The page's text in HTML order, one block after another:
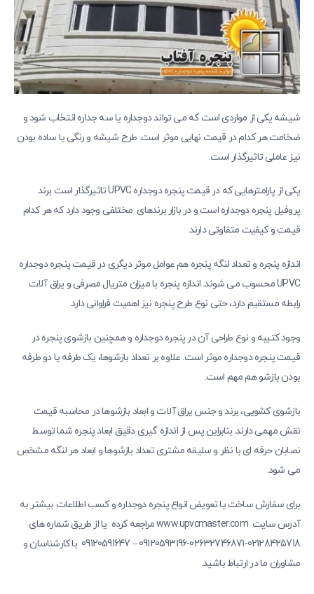
شیشه یکی از مواردی است که می تواند دوجداره یا سه جداره انتخاب شود و
ضخامت هر کدام در قیمت نهایی موثر است. طرح شیشه و رنگی یا ساده بودن
نیز عاملی تاثیرگذار است.
یکی از پارامترهایی که در قیمت پنجره دوجداره UPVC تاثیرگذار است برند
پروفیل پنجره دوجداره است و در بازار برندهای مختلفی وجود دارد که هر کدام
قیمت و کیفیت متفاوتی دارند.
اندازه پنجره و تعداد لنگه پنجره هم عوامل موثر دیگری در قیمت پنجره دوجداره
UPVC محسوب می شوند. اندازه پنجره با میزان متریال مصرفی و یراق آلات
رابطه مستقیم دارد، حتی نوع طرح پنجره نیز اهمیت فراوانی دارد.
وجود کتیبه و نوع طراحی آن در پنجره دوجداره و همچنین بازشوی پنجره در
قیمت پنجره دوجداره موثر است. علاوه بر تعداد بازشوها، یک طرفه یا دو طرفه
بودن بازشو هم مهم است.
بازشوی کشویی، برند و جنس یراق آلات و ابعاد بازشوها در محاسبه قیمت
نقش مهمی دارند. بنابراین پس از اندازه گیری دقیق ابعاد پنجره شما توسط
نصابان حرفه ای با نظر و سلیقه مشتری تعداد بازشوها و ابعاد هر لنگه مشخص
می شود.
برای سفارش ساخت یا تعویض انواع پنجره دوجداره و کسب اطلاعات بیشتر به
آدرس سایت www.upvcmaster.com مراجعه کرده یا از طریق شماره های
02128425718-02632746871-09120593196 – 09120591647 با کارشناسان و
مشاوران ما در ارتباط باشید.